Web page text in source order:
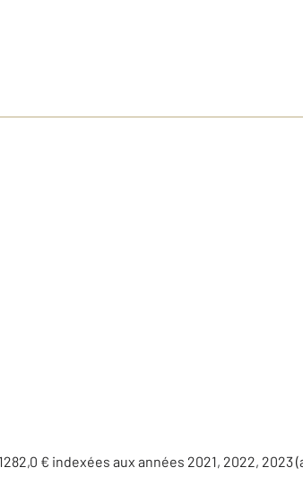
€ indexées aux années 2021, 2022, 2023